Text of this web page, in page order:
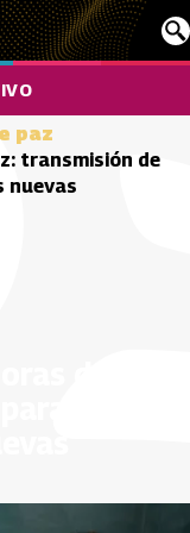
paz
transmisión de
nuevas